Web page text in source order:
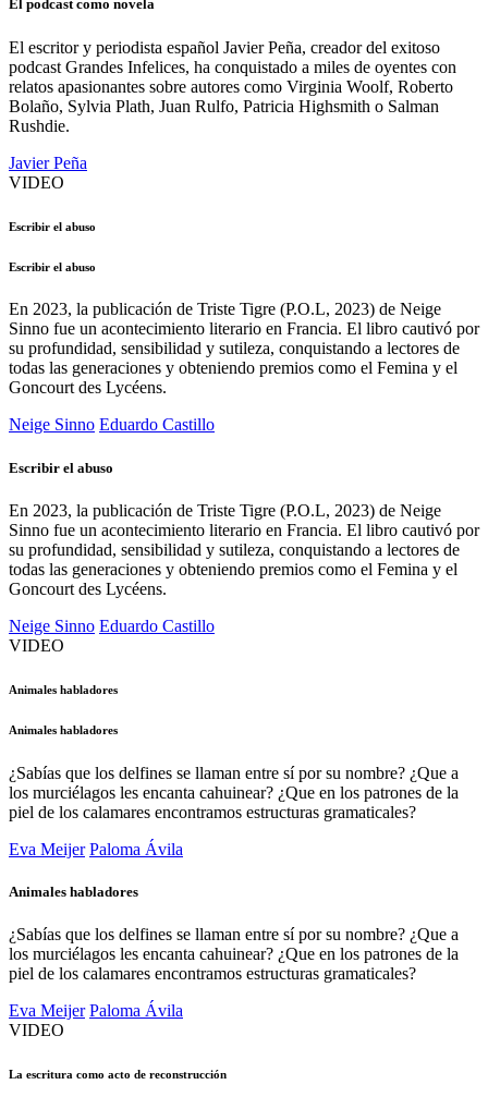
El podcast como novela
El escritor y periodista español Javier Peña, creador del exitoso
podcast Grandes Infelices, ha conquistado a miles de oyentes con
relatos apasionantes sobre autores como Virginia Woolf, Roberto
Bolaño, Sylvia Plath, Juan Rulfo, Patricia Highsmith o Salman
Rushdie.
Javier Peña
VIDEO
Escribir el abuso
Escribir el abuso
En 2023, la publicación de Triste Tigre (P.O.L, 2023) de Neige
Sinno fue un acontecimiento literario en Francia. El libro cautivó por
su profundidad, sensibilidad y sutileza, conquistando a lectores de
todas las generaciones y obteniendo premios como el Femina y el
Goncourt des Lycéens.
Neige Sinno Eduardo Castillo
Escribir el abuso
En 2023, la publicación de Triste Tigre (P.O.L, 2023) de Neige
Sinno fue un acontecimiento literario en Francia. El libro cautivó por
su profundidad, sensibilidad y sutileza, conquistando a lectores de
todas las generaciones y obteniendo premios como el Femina y el
Goncourt des Lycéens.
Neige Sinno Eduardo Castillo
VIDEO
Animales habladores
Animales habladores
¿Sabías que los delfines se llaman entre sí por su nombre? ¿Que a
los murciélagos les encanta cahuinear? ¿Que en los patrones de la
piel de los calamares encontramos estructuras gramaticales?
Eva Meijer Paloma Ávila
Animales habladores
¿Sabías que los delfines se llaman entre sí por su nombre? ¿Que a
los murciélagos les encanta cahuinear? ¿Que en los patrones de la
piel de los calamares encontramos estructuras gramaticales?
Eva Meijer Paloma Ávila
VIDEO
La escritura como acto de reconstrucción